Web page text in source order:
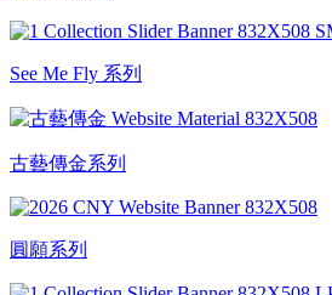
See Me Fly 系列
古藝傳金系列
圓願系列